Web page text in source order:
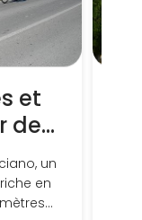
et
de
un
en